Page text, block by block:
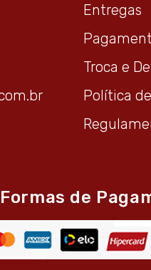
Entregas
Troca e
Política
Formas de